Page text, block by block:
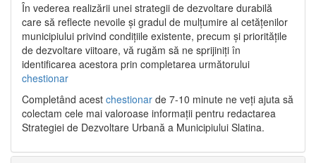
În vederea realizării unei strategii de dezvoltare durabilă
care să reflecte nevoile și gradul de mulțumire al cetățenilor
municipiului privind condițiile existente, precum și prioritățile
de dezvoltare viitoare, vă rugăm să ne sprijiniți în
identificarea acestora prin completarea următorului
chestionar
Completând acest chestionar de 7-10 minute ne veți ajuta să
colectam cele mai valoroase informații pentru redactarea
Strategiei de Dezvoltare Urbană a Municipiului Slatina.